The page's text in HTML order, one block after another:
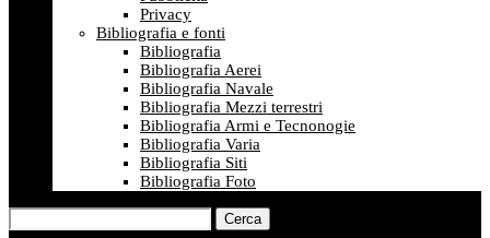
Privacy
Bibliografia e fonti
Bibliografia
Bibliografia Aerei
Bibliografia Navale
Bibliografia Mezzi terrestri
Bibliografia Armi e Tecnonogie
Bibliografia Varia
Bibliografia Siti
Bibliografia Foto
Cerca